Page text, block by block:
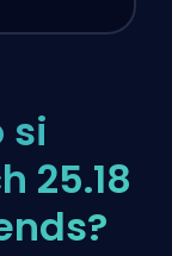
si
25.18